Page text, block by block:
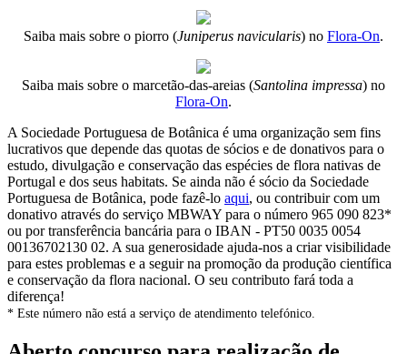
Saiba mais sobre o piorro (Juniperus navicularis) no Flora-On.
Saiba mais sobre o marcetão-das-areias (Santolina impressa) no
Flora-On.
A Sociedade Portuguesa de Botânica é uma organização sem fins
lucrativos que depende das quotas de sócios e de donativos para o
estudo, divulgação e conservação das espécies de flora nativas de
Portugal e dos seus habitats. Se ainda não é sócio da Sociedade
Portuguesa de Botânica, pode fazê-lo aqui, ou contribuir com um
donativo através do serviço MBWAY para o número 965 090 823*
ou por transferência bancária para o IBAN - PT50 0035 0054
00136702130 02. A sua generosidade ajuda-nos a criar visibilidade
para estes problemas e a seguir na promoção da produção científica
e conservação da flora nacional. O seu contributo fará toda a
diferença!
* Este número não está a serviço de atendimento telefónico.